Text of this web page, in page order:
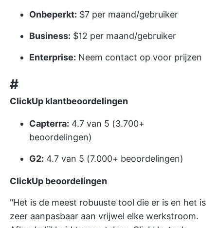
Onbeperkt: $7 per maand/gebruiker
Business: $12 per maand/gebruiker
Enterprise: Neem contact op voor prijzen
#
ClickUp klantbeoordelingen
Capterra: 4.7 van 5 (3.700+
beoordelingen)
G2: 4.7 van 5 (7.000+ beoordelingen)
ClickUp beoordelingen
"Het is de meest robuuste tool die er is en het is
zeer aanpasbaar aan vrijwel elke werkstroom.